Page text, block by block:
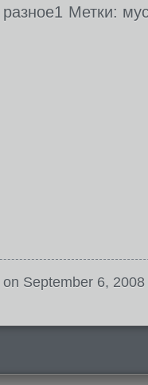
Метки:
on September 6, 2008